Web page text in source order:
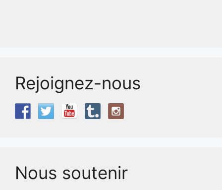
Rejoignez-nous
Nous soutenir